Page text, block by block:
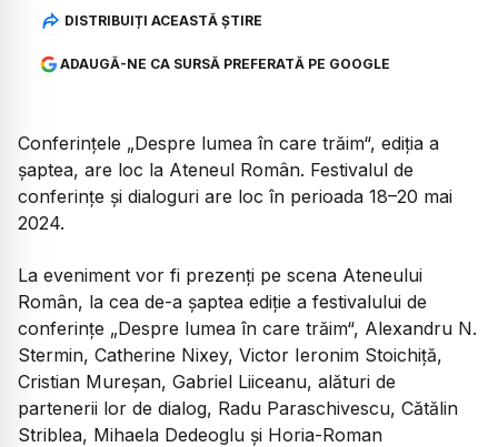
DISTRIBUIȚI ACEASTĂ ȘTIRE
ADAUGĂ-NE CA SURSĂ PREFERATĂ PE GOOGLE
Conferințele „Despre lumea în care trăim“, ediția a
șaptea, are loc la Ateneul Român. Festivalul de
conferințe și dialoguri are loc în perioada 18–20 mai
2024.
La eveniment vor fi prezenți pe scena Ateneului
Român, la cea de-a șaptea ediție a festivalului de
conferințe „Despre lumea în care trăim“, Alexandru N.
Stermin, Catherine Nixey, Victor Ieronim Stoichiță,
Cristian Mureșan, Gabriel Liiceanu, alături de
partenerii lor de dialog, Radu Paraschivescu, Cătălin
Striblea, Mihaela Dedeoglu și Horia-Roman